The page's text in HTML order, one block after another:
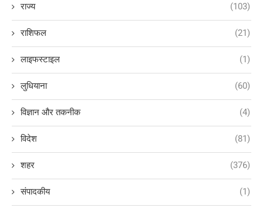
राज्य (103)
राशिफल (21)
लाइफस्टाइल (1)
लुधियाना (60)
विज्ञान और तकनीक (4)
विदेश (81)
शहर (376)
संपादकीय (1)